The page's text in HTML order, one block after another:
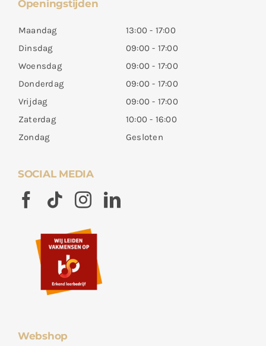
Openingstijden
Maandag
13:00 - 17:00
Dinsdag
09:00 - 17:00
Woensdag
09:00 - 17:00
Donderdag
09:00 - 17:00
Vrijdag
09:00 - 17:00
Zaterdag
10:00 - 16:00
Zondag
Gesloten
SOCIAL MEDIA
Webshop